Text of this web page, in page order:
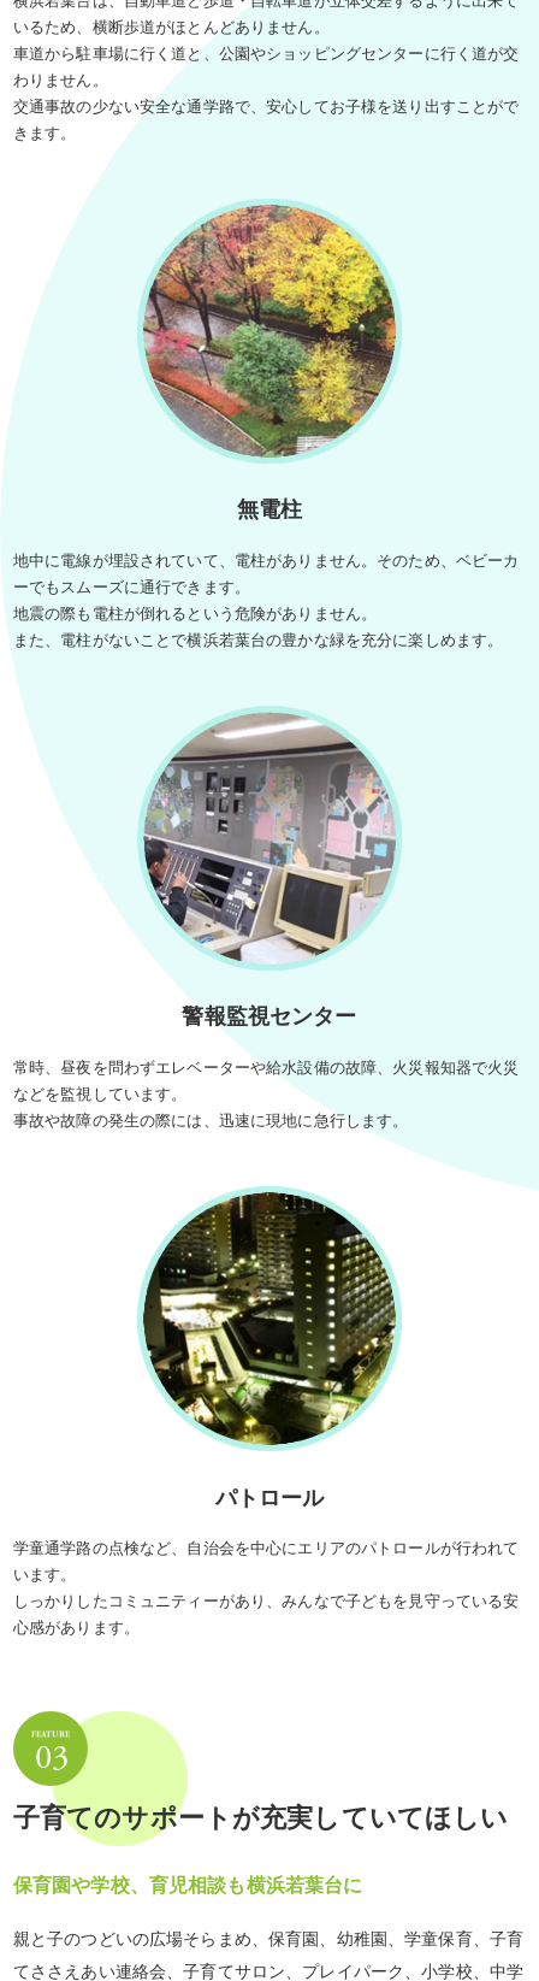
いるため、横断歩道がほとんどありません。
車道から駐車場に行く道と、公園やショッピングセンターに行く道が交
わりません。
交通事故の少ない安全な通学路で、安心してお子様を送り出すことがで
きます。
無電柱
地中に電線が埋設されていて、電柱がありません。そのため、ベビーカ
ーでもスムーズに通行できます。
地震の際も電柱が倒れるという危険がありません。
また、電柱がないことで横浜若葉台の豊かな緑を充分に楽しめます。
警報監視センター
常時、昼夜を問わずエレベーターや給水設備の故障、火災報知器で火災
などを監視しています。
事故や故障の発生の際には、迅速に現地に急行します。
パトロール
学童通学路の点検など、自治会を中心にエリアのパトロールが行われて
います。
しっかりしたコミュニティーがあり、みんなで子どもを見守っている安
心感があります。
子育てのサポートが充実していてほしい
保育園や学校、育児相談も横浜若葉台に
親と子のつどいの広場そらまめ、保育園、幼稚園、学童保育、子育
てささえあい連絡会、子育てサロン、プレイパーク、小学校、中学